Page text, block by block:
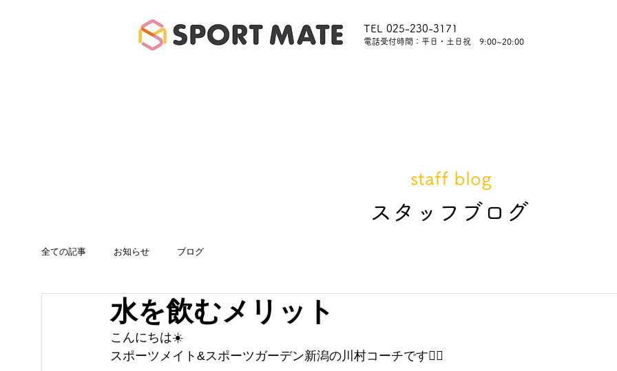
TEL 025-230-3171
​電話受付時間：平日・土日祝 9:00~20:00
全ての記事 お知らせ ブログ
水を飲むメリット
こんにちは☀️
スポーツメイト&スポーツガーデン新潟の川村コーチです💁‍♂️
​スタッフブログ
staff blog